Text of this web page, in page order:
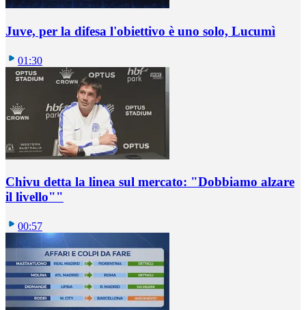
Juve, per la difesa l'obiettivo è uno solo, Lucumì
01:30
Chivu detta la linea sul mercato: "Dobbiamo alzare
il livello""
00:57